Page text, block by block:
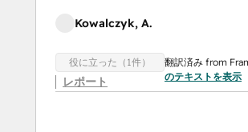
Kowalczyk, A.
役に立った（1件）
レポート
翻訳済み from
のテキストを表示